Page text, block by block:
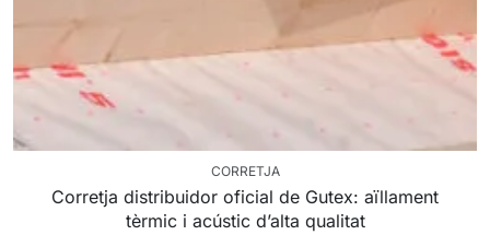
CORRETJA
Corretja distribuidor oficial de Gutex: aïllament
tèrmic i acústic d’alta qualitat